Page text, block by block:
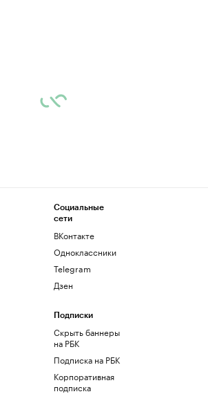
Социальные
сети
ВКонтакте
Одноклассники
Telegram
Дзен
Подписки
Скрыть баннеры
на РБК
Подписка на РБК
Корпоративная
подписка